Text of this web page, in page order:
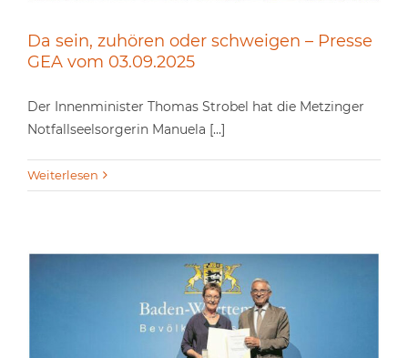
Da sein, zuhören oder schweigen – Presse
GEA vom 03.09.2025
Der Innenminister Thomas Strobel hat die Metzinger
Notfallseelsorgerin Manuela [...]
Weiterlesen